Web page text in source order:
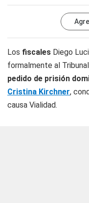
Los fiscales Diego
formalmente al
pedido de prisión
Cristina Kirchner,
causa Vialidad.